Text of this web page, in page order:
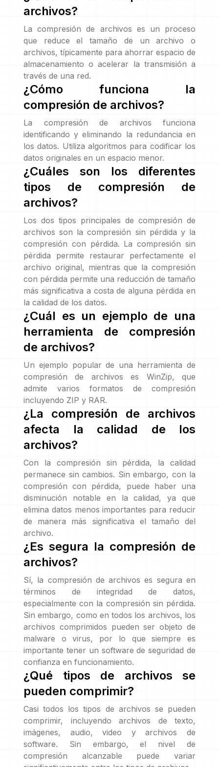
archivos?
La compresión de archivos es un proceso
que reduce el tamaño de un archivo o
archivos, típicamente para ahorrar espacio de
almacenamiento o acelerar la transmisión a
través de una red.
¿Cómo funciona la
compresión de archivos?
La compresión de archivos funciona
identificando y eliminando la redundancia en
los datos. Utiliza algoritmos para codificar los
datos originales en un espacio menor.
¿Cuáles son los diferentes
tipos de compresión de
archivos?
Los dos tipos principales de compresión de
archivos son la compresión sin pérdida y la
compresión con pérdida. La compresión sin
pérdida permite restaurar perfectamente el
archivo original, mientras que la compresión
con pérdida permite una reducción de tamaño
más significativa a costa de alguna pérdida en
la calidad de los datos.
¿Cuál es un ejemplo de una
herramienta de compresión
de archivos?
Un ejemplo popular de una herramienta de
compresión de archivos es WinZip, que
admite varios formatos de compresión
incluyendo ZIP y RAR.
¿La compresión de archivos
afecta la calidad de los
archivos?
Con la compresión sin pérdida, la calidad
permanece sin cambios. Sin embargo, con la
compresión con pérdida, puede haber una
disminución notable en la calidad, ya que
elimina datos menos importantes para reducir
de manera más significativa el tamaño del
archivo.
¿Es segura la compresión de
archivos?
Sí, la compresión de archivos es segura en
términos de integridad de datos,
especialmente con la compresión sin pérdida.
Sin embargo, como en todos los archivos, los
archivos comprimidos pueden ser objeto de
malware o virus, por lo que siempre es
importante tener un software de seguridad de
confianza en funcionamiento.
¿Qué tipos de archivos se
pueden comprimir?
Casi todos los tipos de archivos se pueden
comprimir, incluyendo archivos de texto,
imágenes, audio, video y archivos de
software. Sin embargo, el nivel de
compresión alcanzable puede variar